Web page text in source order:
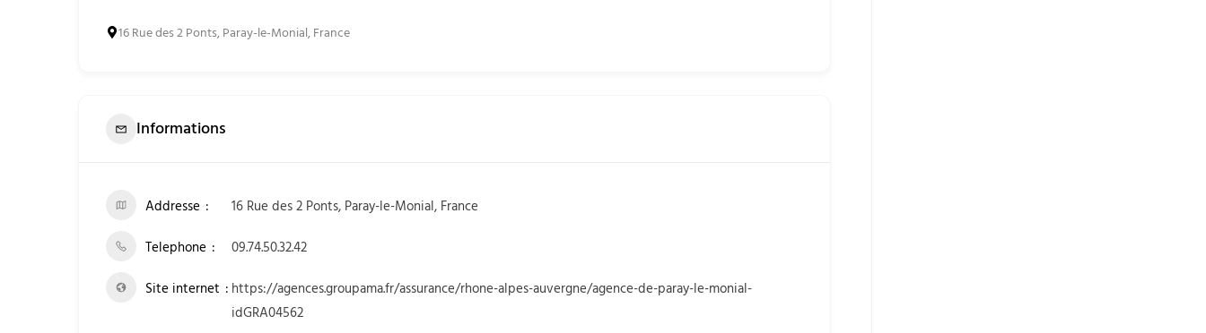
16 Rue des 2 Ponts, Paray-le-Monial, France
Informations
Addresse
16 Rue des 2 Ponts, Paray-le-Monial, France
Telephone
09.74.50.32.42
Site internet
https://agences.groupama.fr/assurance/rhone-alpes-auvergne/agence-de-paray-le-monial-
idGRA04562